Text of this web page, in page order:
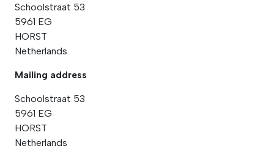
Schoolstraat 53
5961 EG
HORST
Netherlands
Mailing address
Schoolstraat 53
5961 EG
HORST
Netherlands